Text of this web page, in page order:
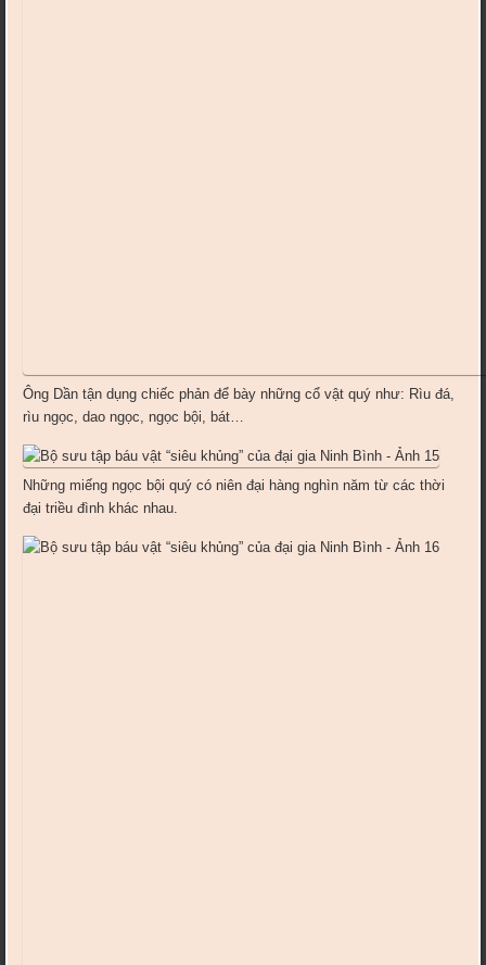
Ông Dần tận dụng chiếc phản để bày những cổ vật quý như: Rìu đá,
rìu ngọc, dao ngọc, ngọc bội, bát…
Những miếng ngọc bội quý có niên đại hàng nghìn năm từ các thời
đại triều đình khác nhau.